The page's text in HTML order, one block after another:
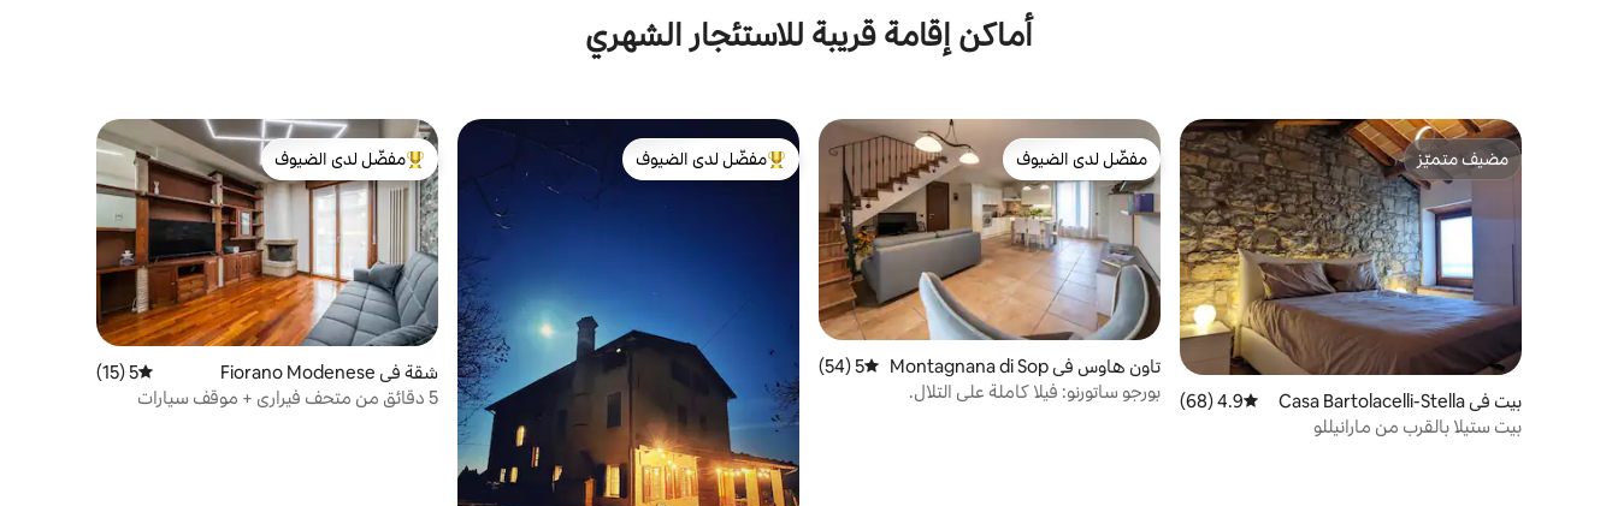
أماكن إقامة قريبة للاستئجار الشهري
مضيف متميّز
مضيف متميّز
بيت في Casa Bartolacelli-Stella متوسط التقييم 4.9 من 5، 68 مراجعات
4.9 (68)
بيت ستيلا بالقرب من مارانيللو
مفضّل لدى الضيوف
مفضّل لدى الضيوف
تاون هاوس في Montagnana di Sop
ra
متوسط التقييم 5 من 5، 54 مراجعات
5 (54)
بورجو ساتورنو: فيلا كاملة على التلال.
من أبرز البيوت المفضّلة لدى الضيوف
مفضّل لدى الضيوف
من أبرز البيوت المفضّلة لدى الضيوف
مفضّل لدى الضيوف
شقة في Fiorano Modenese متوسط التقييم 5 من 5، 15 مراجعات
5 (15)
5 دقائق من متحف فيراري + موقف سيارات